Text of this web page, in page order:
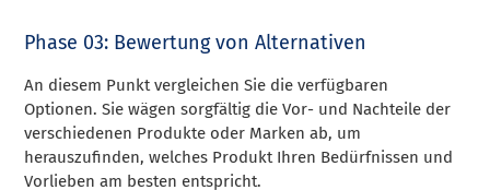
Phase 03: Bewertung von Alternativen
An diesem Punkt vergleichen Sie die verfügbaren
Optionen. Sie wägen sorgfältig die Vor- und Nachteile der
verschiedenen Produkte oder Marken ab, um
herauszufinden, welches Produkt Ihren Bedürfnissen und
Vorlieben am besten entspricht.